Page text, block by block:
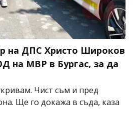
на ДПС Христо Широков
на МВР в Бургас, за да
Чист съм и пред
Ще го докажа в съда, каза